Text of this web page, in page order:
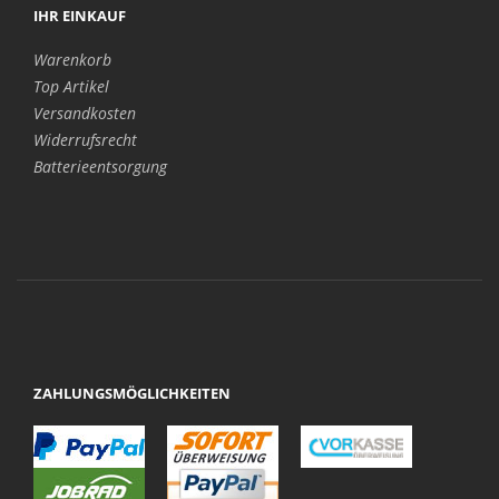
IHR EINKAUF
Warenkorb
Top Artikel
Versandkosten
Widerrufsrecht
Batterieentsorgung
ZAHLUNGSMÖGLICHKEITEN